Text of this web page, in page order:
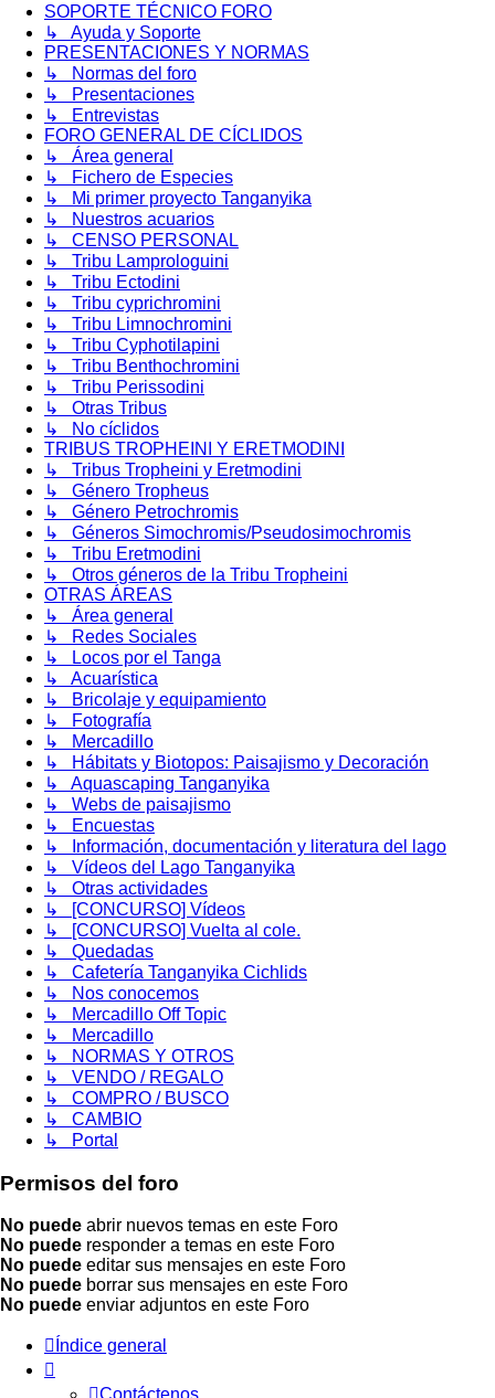
SOPORTE TÉCNICO FORO
↳ Ayuda y Soporte
PRESENTACIONES Y NORMAS
↳ Normas del foro
↳ Presentaciones
↳ Entrevistas
FORO GENERAL DE CÍCLIDOS
↳ Área general
↳ Fichero de Especies
↳ Mi primer proyecto Tanganyika
↳ Nuestros acuarios
↳ CENSO PERSONAL
↳ Tribu Lamprologuini
↳ Tribu Ectodini
↳ Tribu cyprichromini
↳ Tribu Limnochromini
↳ Tribu Cyphotilapini
↳ Tribu Benthochromini
↳ Tribu Perissodini
↳ Otras Tribus
↳ No cíclidos
TRIBUS TROPHEINI Y ERETMODINI
↳ Tribus Tropheini y Eretmodini
↳ Género Tropheus
↳ Género Petrochromis
↳ Géneros Simochromis/Pseudosimochromis
↳ Tribu Eretmodini
↳ Otros géneros de la Tribu Tropheini
OTRAS ÁREAS
↳ Área general
↳ Redes Sociales
↳ Locos por el Tanga
↳ Acuarística
↳ Bricolaje y equipamiento
↳ Fotografía
↳ Mercadillo
↳ Hábitats y Biotopos: Paisajismo y Decoración
↳ Aquascaping Tanganyika
↳ Webs de paisajismo
↳ Encuestas
↳ Información, documentación y literatura del lago
↳ Vídeos del Lago Tanganyika
↳ Otras actividades
↳ [CONCURSO] Vídeos
↳ [CONCURSO] Vuelta al cole.
↳ Quedadas
↳ Cafetería Tanganyika Cichlids
↳ Nos conocemos
↳ Mercadillo Off Topic
↳ Mercadillo
↳ NORMAS Y OTROS
↳ VENDO / REGALO
↳ COMPRO / BUSCO
↳ CAMBIO
↳ Portal
Permisos del foro
No puede abrir nuevos temas en este Foro
No puede responder a temas en este Foro
No puede editar sus mensajes en este Foro
No puede borrar sus mensajes en este Foro
No puede enviar adjuntos en este Foro
Índice general